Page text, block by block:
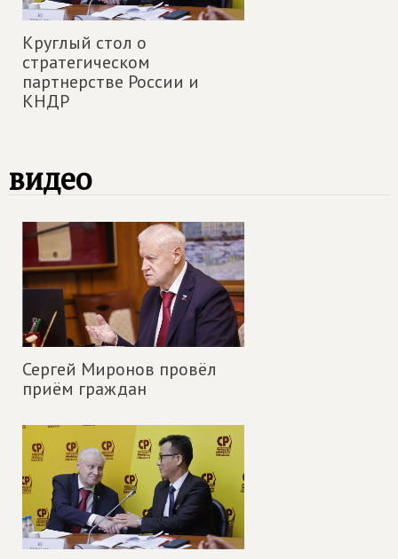
Круглый стол о
стратегическом
партнерстве России и
КНДР
видео
Сергей Миронов провёл
приём граждан